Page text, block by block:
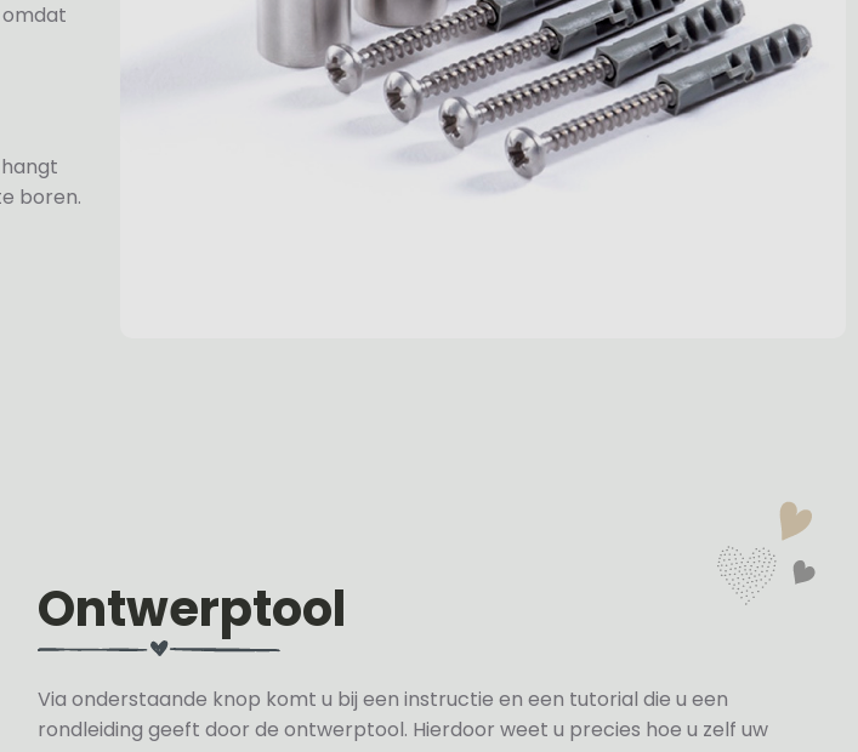
boren.
Ontwerptool
Via onderstaande knop komt u bij een instructie en een tutorial die u een
rondleiding geeft door de ontwerptool. Hierdoor weet u precies hoe u zelf uw